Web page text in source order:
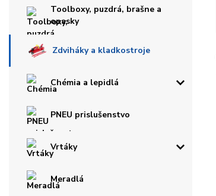
Toolboxy, puzdrá, brašne a
opasky
Zdviháky a kladkostroje
Chémia a lepidlá
PNEU prislušenstvo
Vrtáky
Meradlá